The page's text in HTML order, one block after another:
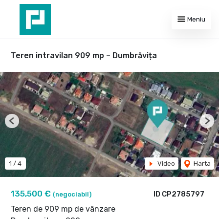
Meniu
Teren intravilan 909 mp – Dumbrăvița
ID CP2785797
135,500 € (negociabil)
Teren de 909 mp de vânzare
1 / 4 Video Harta
Previous